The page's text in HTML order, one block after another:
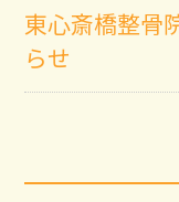
東心斎橋整骨
らせ